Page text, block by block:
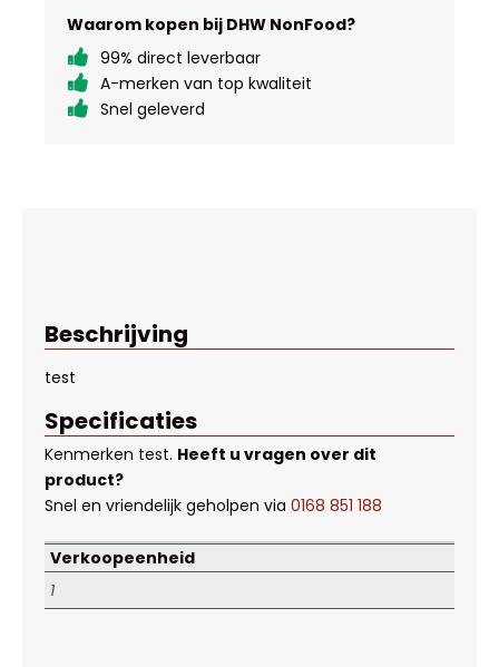
Waarom kopen bij DHW NonFood?
99% direct leverbaar
A-merken van top kwaliteit
Snel geleverd
Beschrijving
test
Specificaties
Kenmerken test. Heeft u vragen over dit
product?
Snel en vriendelijk geholpen via 0168 851 188
Verkoopeenheid
1